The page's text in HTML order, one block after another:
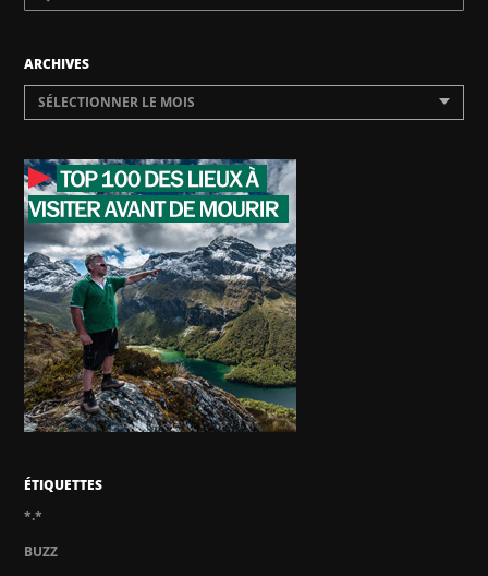
ARCHIVES
SÉLECTIONNER LE MOIS
ÉTIQUETTES
*.*
BUZZ